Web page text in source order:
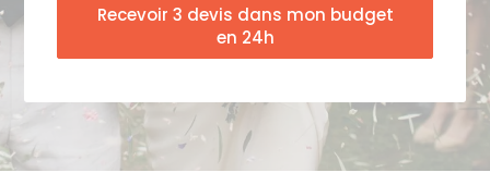
Recevoir 3 devis dans mon budget
en 24h